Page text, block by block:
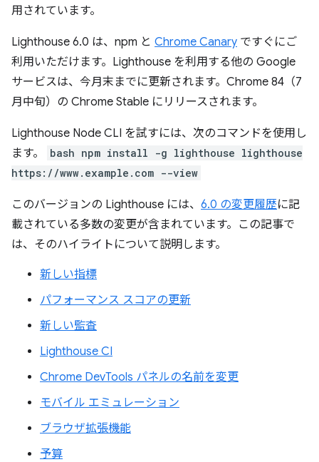
用されています。
Lighthouse 6.0 は、npm と Chrome Canary ですぐにご
利用いただけます。Lighthouse を利用する他の Google
サービスは、今月末までに更新されます。Chrome 84（7
月中旬）の Chrome Stable にリリースされます。
Lighthouse Node CLI を試すには、次のコマンドを使用し
ます。
bash npm install -g lighthouse lighthouse
https://www.example.com --view
このバージョンの Lighthouse には、 6.0 の変更履歴に記
載されている多数の変更が含まれています。この記事で
は、そのハイライトについて説明します。
新しい指標
パフォーマンス スコアの更新
新しい監査
Lighthouse CI
Chrome DevTools パネルの名前を変更
モバイル エミュレーション
ブラウザ拡張機能
予算